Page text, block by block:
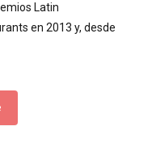
Latin
en 2013 y, desde